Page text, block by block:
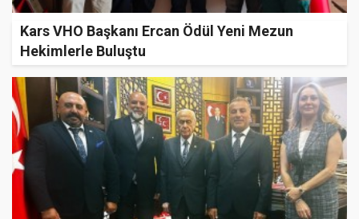
Kars VHO Başkanı Ercan Ödül Yeni Mezun
Hekimlerle Buluştu